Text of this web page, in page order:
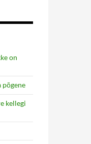
on
põgene
kellegi